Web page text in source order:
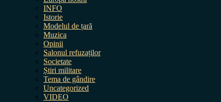
INFO
Istorie
Modelul de țară
Muzica
Opinii
Salonul refuzaților
Societate
Știri militare
Tema de gândire
Uncategorized
VIDEO